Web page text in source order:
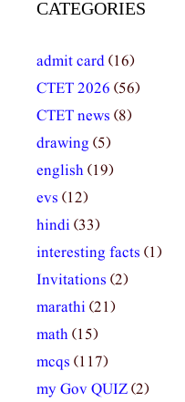
CATEGORIES
admit card(16)
CTET 2026 (56)
CTET news (8)
drawing (5)
english(19)
evs (12)
hindi(33)
interesting facts (1)
Invitations (2)
marathi(21)
math(15)
mcqs (117)
my Gov QUIZ(2)